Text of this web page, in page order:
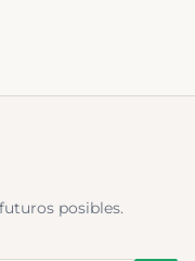
posibles.